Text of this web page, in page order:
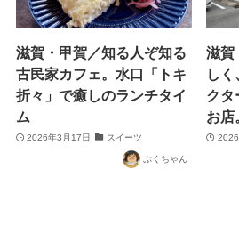
滋賀・甲賀／知る人ぞ知る
古民家カフェ。水口「トキ
折々」で癒しのランチタイ
ム
2026年3月17日 スイーツ
ぷくちゃん
滋賀
し
クタ
お店